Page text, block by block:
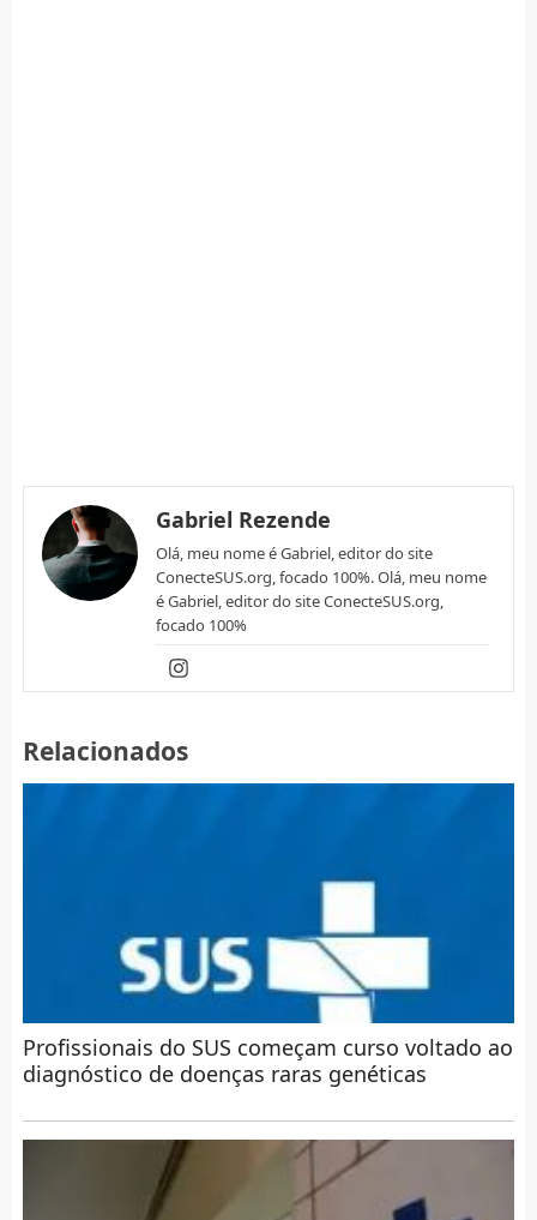
Gabriel Rezende
Olá, meu nome é Gabriel, editor do site
ConecteSUS.org, focado 100%. Olá, meu nome
é Gabriel, editor do site ConecteSUS.org,
focado 100%
Relacionados
Profissionais do SUS começam curso voltado ao
diagnóstico de doenças raras genéticas